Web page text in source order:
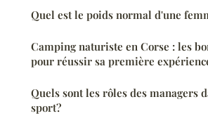
Quel est le poids normal d'une
Camping naturiste en Corse : les
pour réussir sa première
Quels sont les rôles des managers
sport?